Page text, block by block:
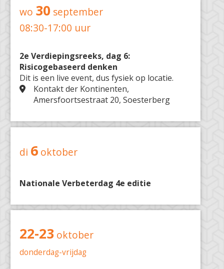
wo 30 september
08:30-17:00 uur
2e Verdiepingsreeks, dag 6:
Risicogebaseerd denken
Dit is een live event, dus fysiek op locatie.
Kontakt der Kontinenten,
Amersfoortsestraat 20, Soesterberg
di 6oktober
Nationale Verbeterdag 4e editie
22-23 oktober
donderdag-vrijdag